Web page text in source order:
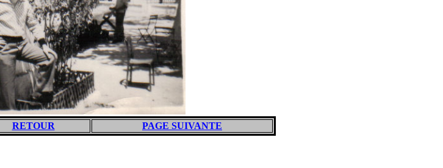
RETOUR PAGE SUIVANTE